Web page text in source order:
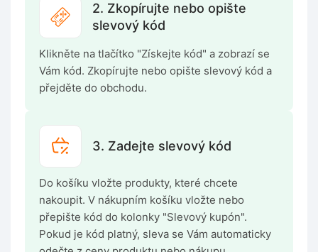
2. Zkopírujte nebo opište
slevový kód
Klikněte na tlačítko "Získejte kód" a zobrazí se
Vám kód. Zkopírujte nebo opište slevový kód a
přejděte do obchodu.
3. Zadejte slevový kód
Do košíku vložte produkty, které chcete
nakoupit. V nákupním košíku vložte nebo
přepište kód do kolonky "Slevový kupón".
Pokud je kód platný, sleva se Vám automaticky